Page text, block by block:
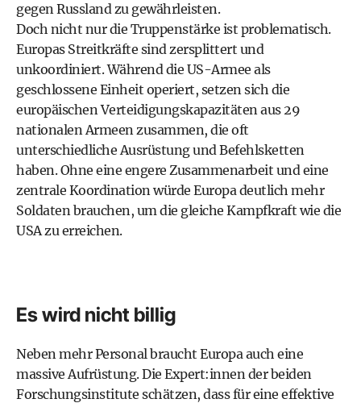
gegen Russland zu gewährleisten.
Doch nicht nur die Truppenstärke ist problematisch.
Europas Streitkräfte sind zersplittert und
unkoordiniert. Während die US-Armee als
geschlossene Einheit operiert, setzen sich die
europäischen Verteidigungskapazitäten aus 29
nationalen Armeen zusammen, die oft
unterschiedliche Ausrüstung und Befehlsketten
haben. Ohne eine engere Zusammenarbeit und eine
zentrale Koordination würde Europa deutlich mehr
Soldaten brauchen, um die gleiche Kampfkraft wie die
USA zu erreichen.
Es wird nicht billig
Neben mehr Personal braucht Europa auch eine
massive Aufrüstung. Die Expert:innen der beiden
Forschungsinstitute schätzen, dass für eine effektive